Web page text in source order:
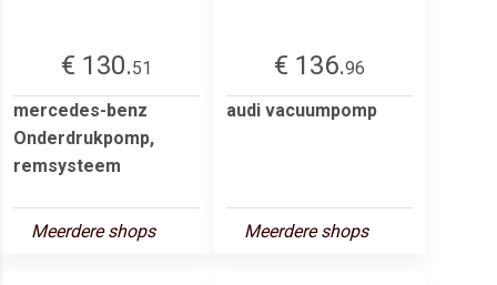
€ 130.51
mercedes-benz
Onderdrukpomp,
remsysteem
Meerdere shops
€ 136.96
audi vacuumpomp
Meerdere shops